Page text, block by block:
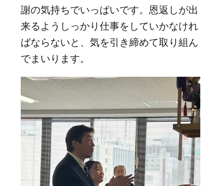
謝の気持ちでいっぱいです。恩返しが出
来るようしっかり仕事をしていかなけれ
ばならないと、気を引き締めて取り組ん
でまいります。